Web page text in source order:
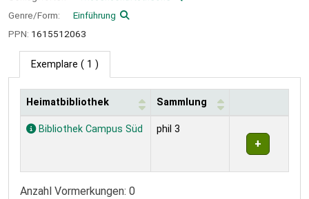
Genre/Form:
Einführung
PPN: 1615512063
Exemplare ( 1 )
Exemplare
Heimatbibliothek Sammlung
Bibliothek Campus Süd phil 3
Anzahl Vormerkungen: 0